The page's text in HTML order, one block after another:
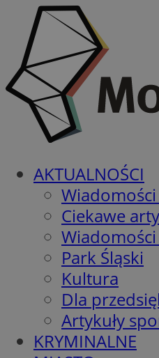
AKTUALNOŚCI
Ciekawe
Park Śląski
Kultura
Dla
Artykuły
KRYMINALNE